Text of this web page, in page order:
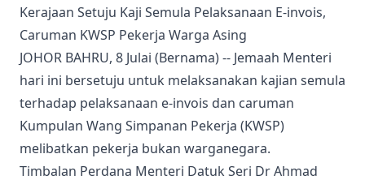
Kerajaan Setuju Kaji Semula Pelaksanaan E-invois,
Caruman KWSP Pekerja Warga Asing
JOHOR BAHRU, 8 Julai (Bernama) -- Jemaah Menteri
hari ini bersetuju untuk melaksanakan kajian semula
terhadap pelaksanaan e-invois dan caruman
Kumpulan Wang Simpanan Pekerja (KWSP)
melibatkan pekerja bukan warganegara.
Timbalan Perdana Menteri Datuk Seri Dr Ahmad